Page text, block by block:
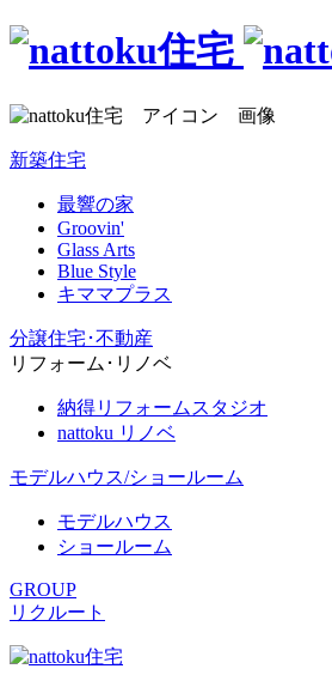
新築住宅
最響の家
Groovin'
Glass Arts
Blue Style
キママプラス
分譲住宅･不動産
リフォーム･リノベ
納得リフォームスタジオ
nattoku リノベ
モデルハウス/ショールーム
モデルハウス
ショールーム
GROUP
リクルート